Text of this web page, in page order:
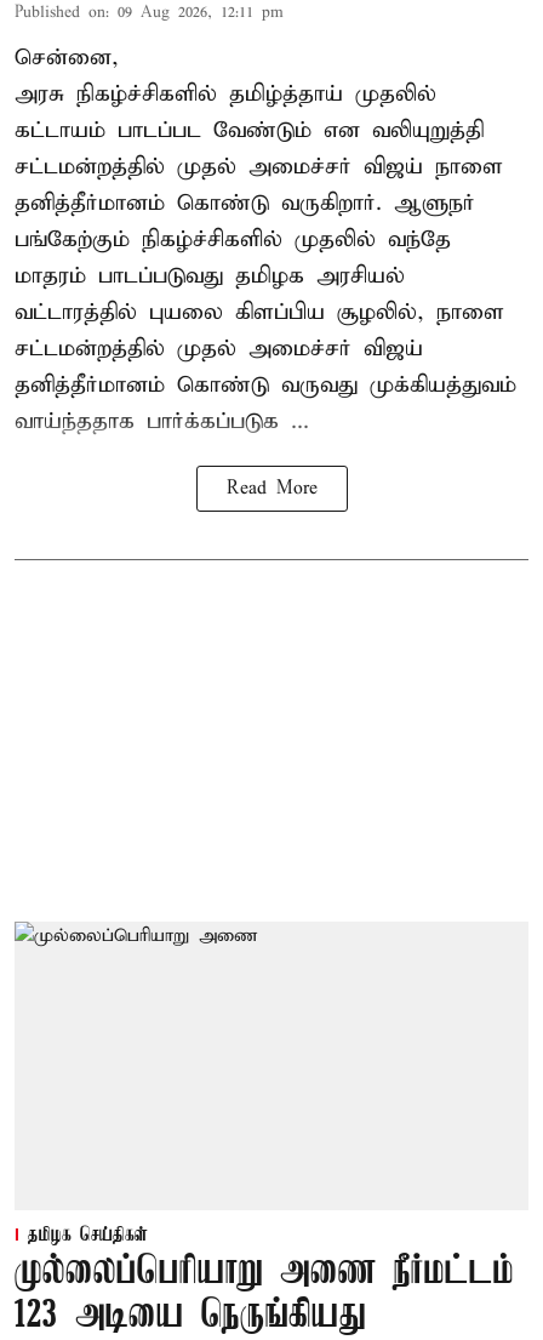
Published on: 09 Aug 2026, 12:11 pm
சென்னை,
அரசு நிகழ்ச்சிகளில் தமிழ்த்தாய் முதலில்
கட்டாயம் பாடப்பட வேண்டும் என வலியுறுத்தி
சட்டமன்றத்தில் முதல் அமைச்சர் விஜய் நாளை
தனித்தீர்மானம் கொண்டு வருகிறார். ஆளுநர்
பங்கேற்கும் நிகழ்ச்சிகளில் முதலில் வந்தே
மாதரம் பாடப்படுவது தமிழக அரசியல்
வட்டாரத்தில் புயலை கிளப்பிய சூழலில், நாளை
சட்டமன்றத்தில் முதல் அமைச்சர் விஜய்
தனித்தீர்மானம் கொண்டு வருவது முக்கியத்துவம்
வாய்ந்ததாக பார்க்கப்படுக ...
Read More
தமிழக செய்திகள்
முல்லைப்பெரியாறு அணை நீர்மட்டம்
123 அடியை நெருங்கியது